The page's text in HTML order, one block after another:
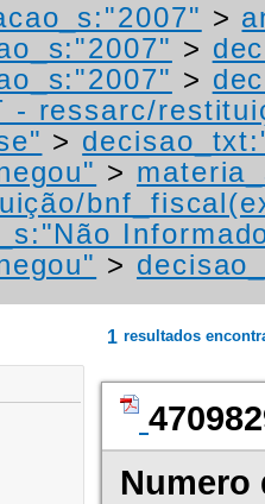
>
>
>
- ressarc/
>
>
>
1 resultados
Numero